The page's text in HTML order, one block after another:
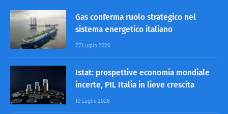
Gas conferma ruolo strategico nel
sistema energetico italiano
27 Luglio 2026
Istat: prospettive economia mondiale
incerte, PIL Italia in lieve crescita
10 Luglio 2026